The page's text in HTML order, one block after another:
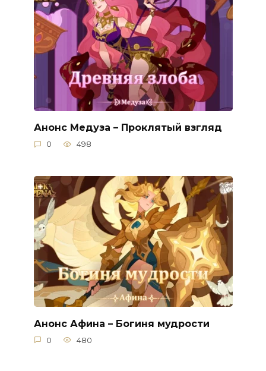
Анонс Медуза – Проклятый взгляд
0 498
Анонс Афина – Богиня мудрости
0 480